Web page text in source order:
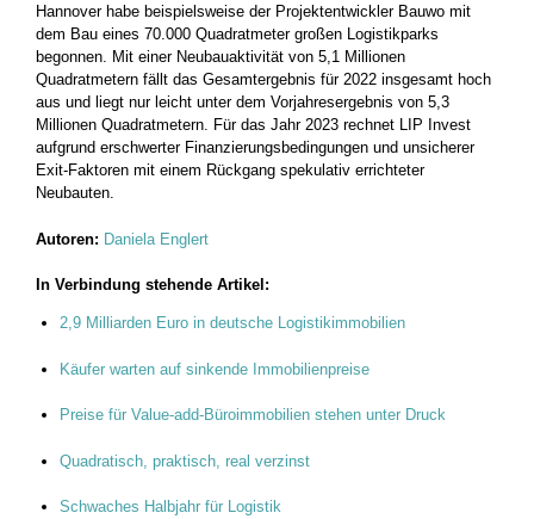
Hannover habe beispielsweise der Projektentwickler Bauwo mit
dem Bau eines 70.000 Quadratmeter großen Logistikparks
begonnen. Mit einer Neubauaktivität von 5,1 Millionen
Quadratmetern fällt das Gesamtergebnis für 2022 insgesamt hoch
aus und liegt nur leicht unter dem Vorjahresergebnis von 5,3
Millionen Quadratmetern. Für das Jahr 2023 rechnet LIP Invest
aufgrund erschwerter Finanzierungsbedingungen und unsicherer
Exit-Faktoren mit einem Rückgang spekulativ errichteter
Neubauten.
Autoren: Daniela Englert
In Verbindung stehende Artikel:
2,9 Milliarden Euro in deutsche Logistikimmobilien
Käufer warten auf sinkende Immobilienpreise
Preise für Value-add-Büroimmobilien stehen unter Druck
Quadratisch, praktisch, real verzinst
Schwaches Halbjahr für Logistik